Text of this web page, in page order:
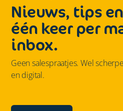
Nieuws, tips
één keer per
inbox.
Geen salespraatjes. Wel
en digital.